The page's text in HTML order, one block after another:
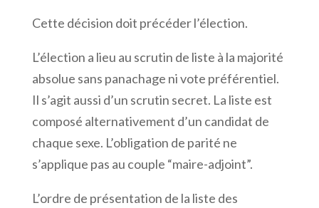
Cette décision doit précéder l’élection.
L’élection a lieu au scrutin de liste à la majorité
absolue sans panachage ni vote préférentiel.
Il s’agit aussi d’un scrutin secret. La liste est
composé alternativement d’un candidat de
chaque sexe. L’obligation de parité ne
s’applique pas au couple “maire-adjoint”.
L’ordre de présentation de la liste des